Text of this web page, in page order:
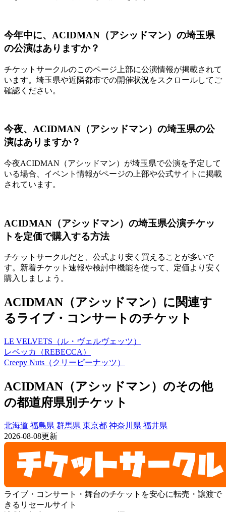
今年中に、ACIDMAN（アシッドマン）の埼玉県
の公演はありますか？
チケットサークルのこのページ上部に公演情報が掲載されて
います。埼玉県や近隣都市での開催状況をスクロールしてご
確認ください。
今夜、ACIDMAN（アシッドマン）の埼玉県の公
演はありますか？
今夜ACIDMAN（アシッドマン）が埼玉県で公演を予定して
いる場合、イベント情報がページの上部や公式サイトに掲載
されています。
ACIDMAN（アシッドマン）の埼玉県公演チケッ
トを定価で購入する方法
チケットサークルだと、公式より安く買えることが多いで
す。新着チケット速報や検討中機能を使って、定価より安く
購入しましょう。
ACIDMAN（アシッドマン）に関連す
るライブ・コンサートのチケット
LE VELVETS（ル・ヴェルヴェッツ）
レベッカ（REBECCA）
Creepy Nuts（クリーピーナッツ）
ACIDMAN（アシッドマン）のその他
の都道府県別チケット
北海道 福島県 群馬県 東京都 神奈川県 福井県
2026-08-08更新
ライブ・コンサート・舞台のチケットを安心に転売・譲渡で
きるリセールサイト